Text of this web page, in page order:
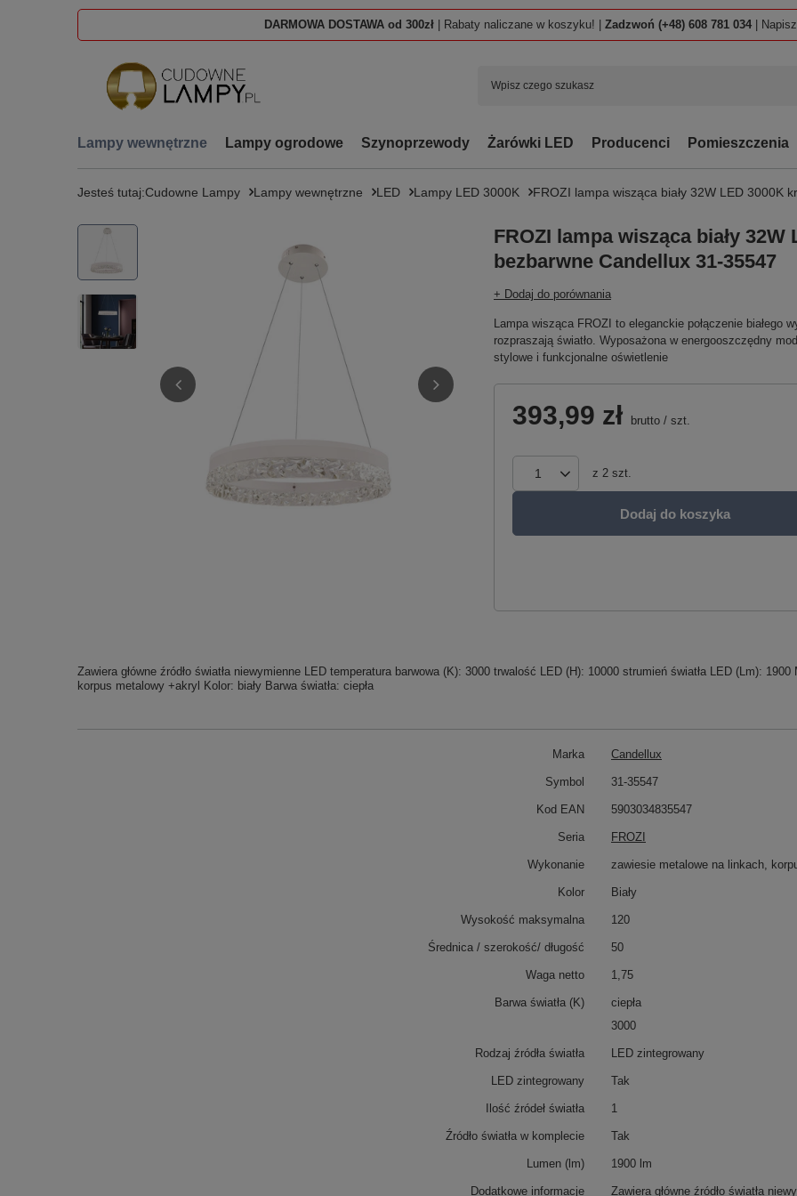
DARMOWA DOSTAWA od 300zł | Rabaty naliczane w koszyku! | Zadzwoń (+48) 608 781 034 |
Lampy wewnętrzne Lampy ogrodowe Szynoprzewody Żarówki LED Producenci Pomieszczenia
Jesteś tutaj:Cudowne Lampy Lampy wewnętrzne LED Lampy LED 3000K FROZI lampa wisząca biały 32W LED 3000K
FROZI lampa wisząca biały 32W
bezbarwne Candellux 31-35547
+ Dodaj do porównania
Lampa wisząca FROZI to eleganckie połączenie białego
rozpraszają światło. Wyposażona w energooszczędny
stylowe i funkcjonalne oświetlenie
393,99 zł brutto / szt.
z 2 szt.
Dodaj do koszyka
Zawiera główne źródło światła niewymienne LED temperatura barwowa (K): 3000 trwalość LED (H): 10000 strumień światła LED (Lm):
korpus metalowy +akryl Kolor: biały Barwa światła: ciepła
Marka Candellux
Symbol 31-35547
Kod EAN 5903034835547
Seria FROZI
Wykonanie zawiesie metalowe na linkach,
Kolor Biały
Wysokość maksymalna 120
Średnica / szerokość/ długość 50
Waga netto 1,75
Barwa światła (K)
ciepła
3000
Rodzaj źródła światła LED zintegrowany
LED zintegrowany Tak
Ilość źródeł światła 1
Źródło światła w komplecie Tak
Lumen (lm) 1900 lm
Dodatkowe informacje
Zawiera główne źródło światła